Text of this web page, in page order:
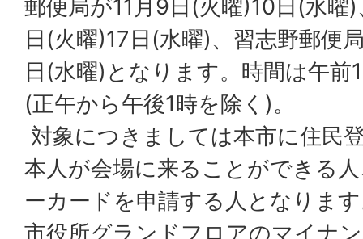
郵便局が11月9日(火曜)10日(水曜
日(火曜)17日(水曜)、習志野郵便
日(水曜)となります。時間は午
(正午から午後1時を除く)。
対象につきましては本市に住民
本人が会場に来ることができる
ーカードを申請する人となりま
市役所グランドフロアのマイナ